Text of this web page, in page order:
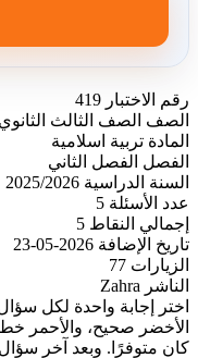
رقم الاختبار 419
الصف
الصف الثالث الثانوي
المادة تربية اسلامية
الفصل
الفصل الثاني
السنة الدراسية 2025/2026
عدد الأسئلة 5
إجمالي النقاط 5
تاريخ الإضافة 2026-05-23
الزيارات 77
الناشر Zahra
اختر إجابة واحدة لكل
الأخضر صحيح، والأحمر
كان متوفرًا. وبعد آخر سؤال